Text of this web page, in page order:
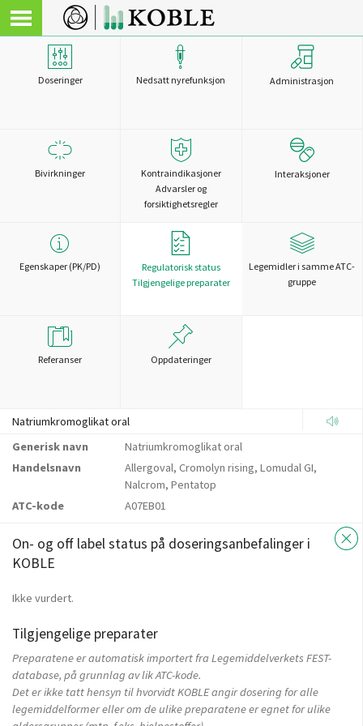
Doseringer Nedsatt nyrefunksjon Administrasjon
Bivirkninger
Kontraindikasjoner
Advarsler og
forsiktighetsregler
Interaksjoner
Egenskaper (PK/PD)
Regulatorisk status
Tilgjengelige preparater
Legemidler i samme ATC-
gruppe
Referanser Oppdateringer
Natriumkromoglikat oral
Generisk navn
Natriumkromoglikat oral
Handelsnavn
Allergoval, Cromolyn rising, Lomudal GI,
Nalcrom, Pentatop
ATC-kode
A07EB01
On- og off label status på doseringsanbefalinger i
KOBLE
Ikke vurdert.
Tilgjengelige preparater
Preparatene er automatisk importert fra Legemiddelverkets FEST-
database, på grunnlag av lik ATC-kode.
Det er ikke tatt hensyn til hvorvidt KOBLE angir dosering for alle
legemiddelformer eller om de ulike preparatene er egnet for ulike